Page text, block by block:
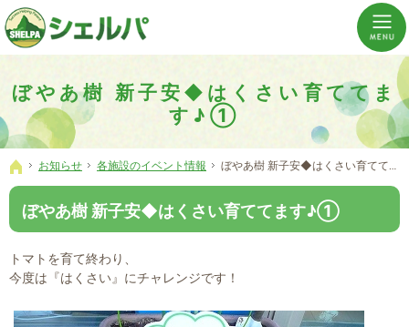
ぼやあ樹 新子安◆はくさい育ててま
す♪①
介護の「通い・泊まり・訪問」から必要なものだけをご提供。介護のことならシェルパへ。
横浜市神奈川区 事業所数No,1の小規模多機能型居宅介護ぼやあ樹
ホーム
お知らせ 各施設のイベント情報 ぼやあ樹 新子安◆はくさい育ててます♪①
ぼやあ樹 新子安◆はくさい育ててます♪①
トマトを育て終わり、
今度は『はくさい』にチャレンジです！